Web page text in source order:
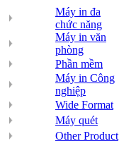
Máy in đa
chức năng
Máy in văn
phòng
Phần mềm
Máy in Công
nghiệp
Wide Format
Máy quét
Other Product